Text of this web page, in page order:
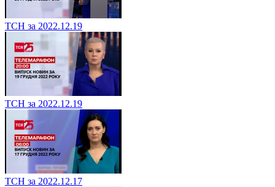
ТСН за 2022.12.19
ТСН за 2022.12.19
ТСН за 2022.12.17